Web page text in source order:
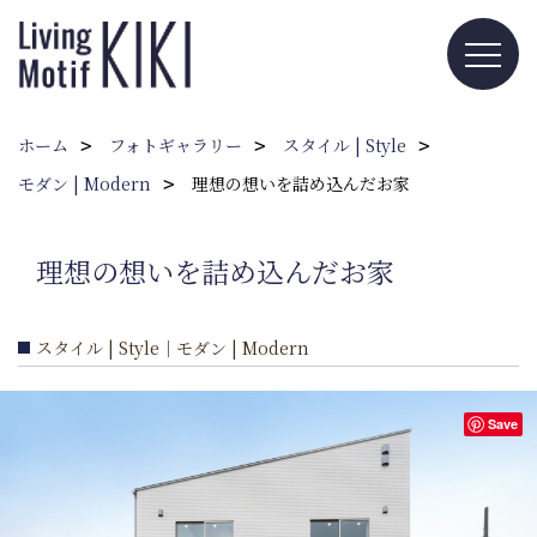
ホーム フォトギャラリー
スタイル | Style
モダン | Modern
理想の想いを詰め込んだお家
理想の想いを詰め込んだお家
スタイル | Style｜モダン | Modern
Save